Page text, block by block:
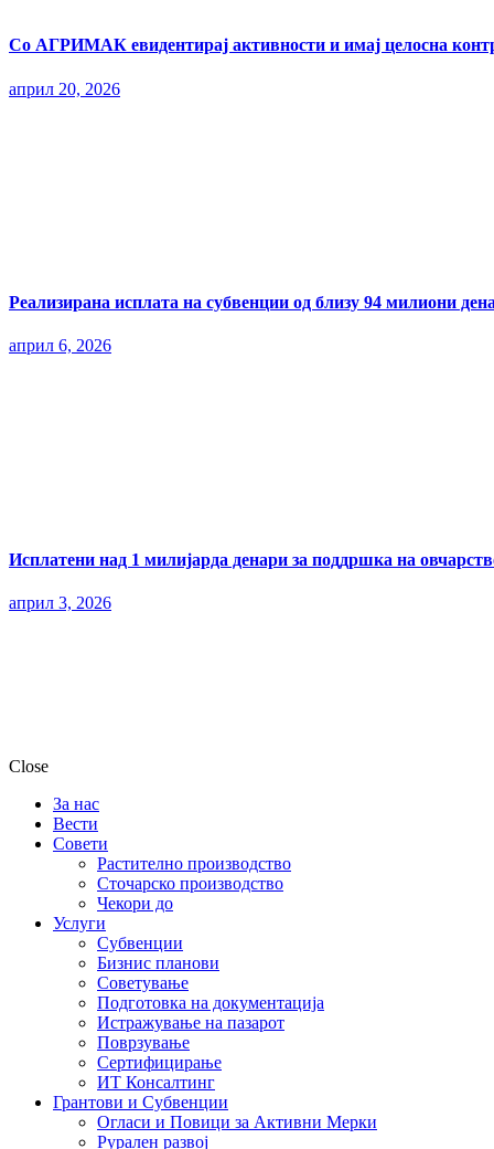
Со АГРИМАК евидентирај активности и имај целосна
април 20, 2026
Реализирана исплата на субвенции од близу 94 милиони
април 6, 2026
Исплатени над 1 милијарда денари за поддршка на
април 3, 2026
Close
За нас
Вести
Совети
Растително производство
Сточарско производство
Чекори до
Услуги
Субвенции
Бизнис планови
Советување
Подготовка на документација
Истражување на пазарот
Поврзување
Сертифицирање
ИТ Консалтинг
Грантови и Субвенции
Огласи и Повици за Активни Мерки
Рурален развој